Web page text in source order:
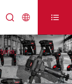
  